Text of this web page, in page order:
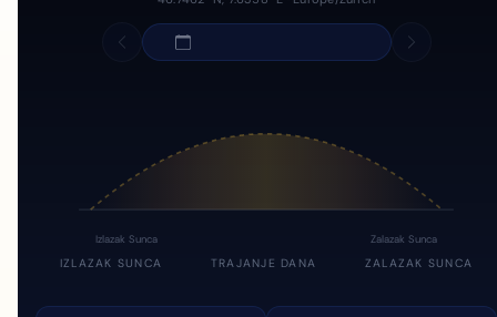
Izlazak Sunca Zalazak Sunca
IZLAZAK SUNCA TRAJANJE DANA ZALAZAK SUNCA